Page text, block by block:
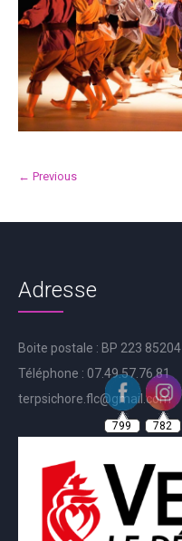
← Previous
Adresse
Boite postale : BP 223 85204
Téléphone : 07.49.57.76.81
terpsichore.flc@gmail.com
799 782